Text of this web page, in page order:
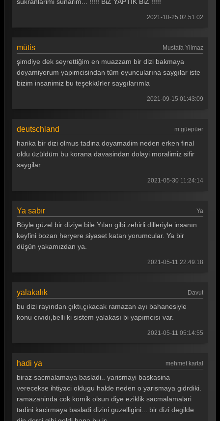
2021-10-25 02:51:02
mütis Mustafa Yilmaz
şimdiye dek seyrettiğim en muazzam bir dizi bakmaya
doyamiyorum yapimcisindan tüm oyuncularına saygılar iste
bizim insanimiz bu teşekkürler saygılarımla
2021-09-15 01:43:09
deutschland m.güepüer
harika bir dizi olmus tadina doyamadim neden erken final
oldu üzüldüm bu korana davasindan dolayi moralimiz sifir
saygilar
2021-05-30 11:24:14
Ya sabır Ya
Böyle güzel bir diziye bile Yılan gibi zehirli dilleriyle insanın
keyfini bozan heryere siyaset katan yorumcular. Ya bir
düşün yakamızdan ya.
2021-05-11 22:49:18
yalakalık Davut
bu dizi rayından çıktı,çıkacak ramazan ayı bahanesiyle
konu cıvıdı,belli ki sistem yalakası bi yapımcısı var.
2021-05-11 05:14:55
hadi ya mehmet kartal
biraz sacmalamaya basladi.. yarismayi baskasina
verecekse ihtiyaci oldugu halde neden o yarismaya gidrdiki.
ramazaninda cok komik olsun diye eziklik sacmalamalari
tadini kacirmaya basladi dizini guzelligini... bir dizi degilde